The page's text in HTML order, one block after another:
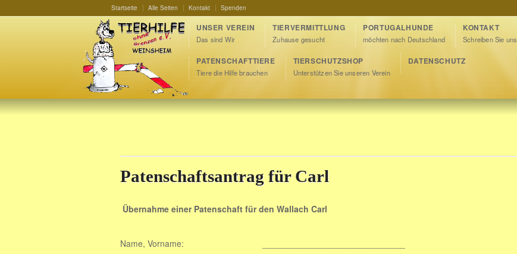
Startseite Alle Seiten Kontakt Spenden
UNSER VEREIN
Das sind Wir
TIERVERMITTLUNG
Zuhause gesucht
PORTUGALHUNDE
möchten nach Deutschland
KONTAKT
Schreiben Sie uns
PATENSCHAFTTIERE
Tiere die Hilfe brauchen
TIERSCHUTZSHOP
Unterstützen Sie unseren Verein
DATENSCHUTZ
Patenschaftsantrag für Carl
Übernahme einer Patenschaft für den Wallach Carl
Name, Vorname: ______________________________